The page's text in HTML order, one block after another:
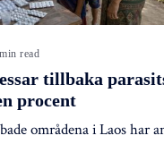
read
tillbaka
procent
områdena i Laos har